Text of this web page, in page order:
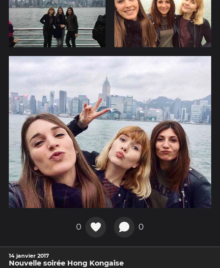
0 0
14 janvier 2017
Nouvelle soirée Hong Kongaise